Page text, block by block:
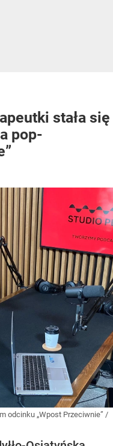
stała się
pop-
odcinku „Wpost Przeciwnie” /